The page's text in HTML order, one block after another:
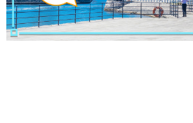
サイトについて